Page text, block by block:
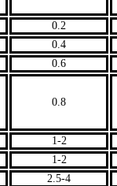
0.2
0.4
0.6
0.8
1-2
1-2
2.5-4